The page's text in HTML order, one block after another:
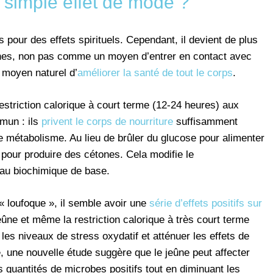
pour des effets spirituels. Cependant, il devient de plus
non pas comme un moyen d’entrer en contact avec
naturel d’améliorer la santé de tout le corps.
calorique à court terme (12-24 heures) aux
: ils privent le corps de nourriture suffisamment
métabolisme. Au lieu de brûler du glucose pour alimenter
produire des cétones. Cela modifie le
biochimique de base.
loufoque », il semble avoir une série d’effets positifs sur
et même la restriction calorique à très court terme
niveaux de stress oxydatif et atténuer les effets de
nouvelle étude suggère que le jeûne peut affecter
de microbes positifs tout en diminuant les